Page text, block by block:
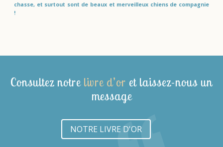
chasse, et surtout sont de beaux et merveilleux chiens de compagnie
!
Consultez notre livre d’or et laissez-nous un
message
NOTRE LIVRE D'OR